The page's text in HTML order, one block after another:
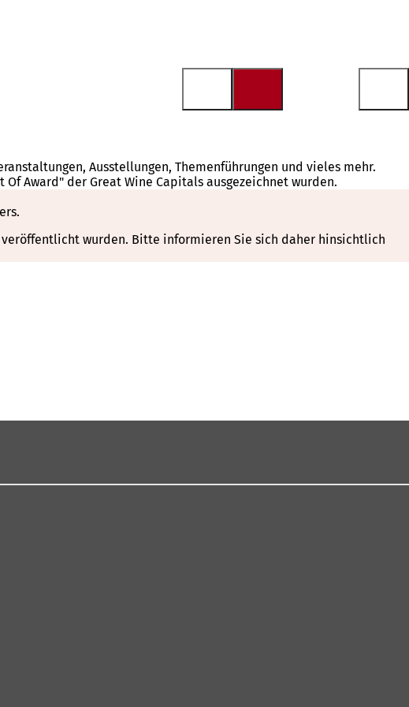
Ausstellungen, Themenführungen und vieles mehr.
Award" der Great Wine Capitals ausgezeichnet wurden.
wurden. Bitte informieren Sie sich daher hinsichtlich